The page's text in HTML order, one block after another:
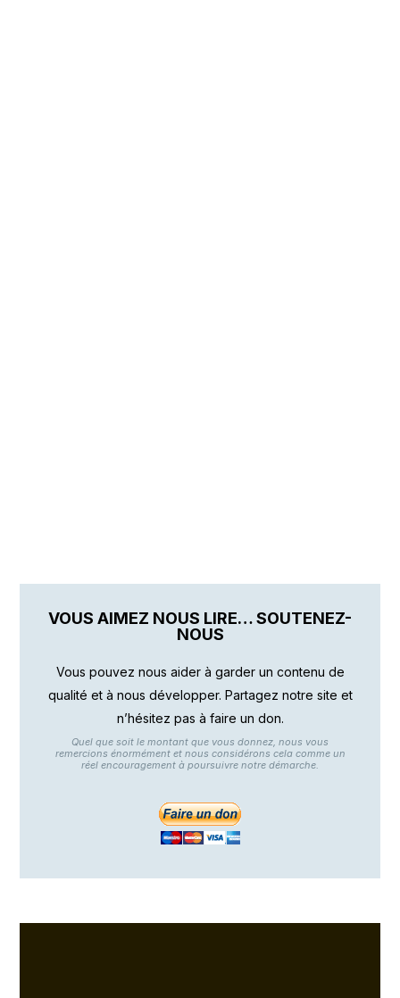
VOUS AIMEZ NOUS LIRE… SOUTENEZ-
NOUS
Vous pouvez nous aider à garder un contenu de
qualité et à nous développer. Partagez notre site et
n’hésitez pas à faire un don.
Quel que soit le montant que vous donnez, nous vous
remercions énormément et nous considérons cela comme un
réel encouragement à poursuivre notre démarche.